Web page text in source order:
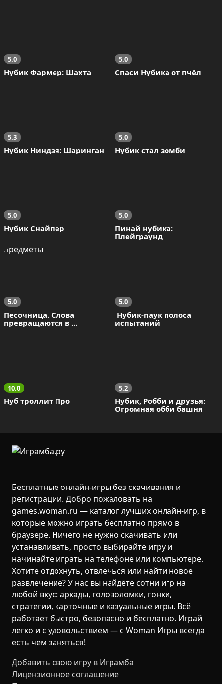
5.0
Нубик Фармер: Шахта
5.0
Спаси Нубика от пчёл
5.3
Нубик Ниндзя: Шаринган
5.0
Нубик стал зомби
5.0
Нубик Снайпер
5.0
Пинай нубика:
Плейграунд
5.0
Песочница. Слова
превращаются в
5.0
Нубик-паук полоса
испытаний
10.0
Нуб троллит Про
5.2
Нубик, Робби и друзья:
Огромная обби башня
Бесплатные онлайн-игры без скачивания и
регистрации. Добро пожаловать на
games.woman.ru — каталог лучших онлайн-игр, в
которые можно играть бесплатно прямо в
браузере. Ничего не нужно скачивать или
устанавливать, просто выбирайте игру и
начинайте играть на телефоне или компьютере.
Хотите отдохнуть, отвлечься или найти новое
развлечение? У нас вы найдёте сотни игр на
любой вкус: аркады, головоломки, гонки,
стратегии, карточные и казуальные игры. Всё
работает быстро, безопасно и бесплатно. Играй
легко и с удовольствием — с Woman Игры всегда
есть чем заняться!
Добавить свою игру в Играмба
Лицензионное соглашение